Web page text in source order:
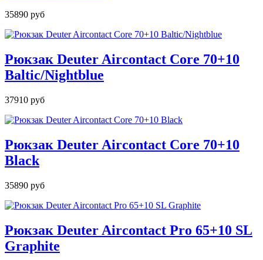
35890 руб
Рюкзак Deuter Aircontact Core 70+10
Baltic/Nightblue
37910 руб
Рюкзак Deuter Aircontact Core 70+10
Black
35890 руб
Рюкзак Deuter Aircontact Pro 65+10 SL
Graphite